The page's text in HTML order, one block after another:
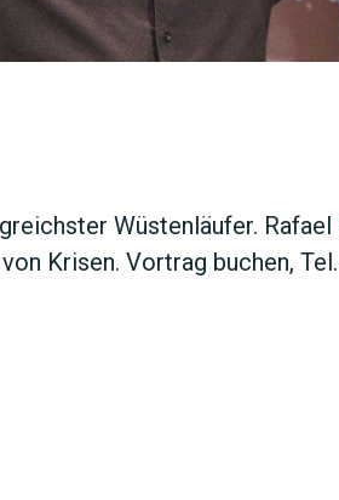
Wüstenläufer.
Krisen. Vortrag buchen,